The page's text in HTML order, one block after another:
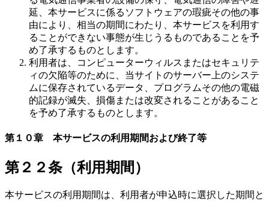
延、本サービスに係るソフトウェアの瑕疵その他の事
由により、相当の期間にわたり、本サービスを利用す
ることができない事態が生じうるものであることを予
め了承するものとします。
利用者は、コンピューターウィルスまたはセキュリテ
ィの欠陥等のために、当サイトのサーバー上のシステ
ムに保存されているデータ、プログラムその他の電磁
的記録が滅失、損傷または改変されることがあること
を予め了承するものとします。
第１０章 本サービスの利用期間および終了等
第２２条（利用期間）
本サービスの利用期間は、利用者が申込時に選択した期間と